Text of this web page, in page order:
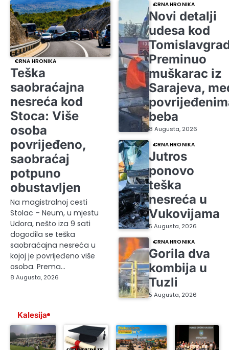
CRNA HRONIKA
Teška
saobraćajna
nesreća kod
Stoca: Više
osoba
povrijeđeno,
saobraćaj
potpuno
obustavljen
Na magistralnoj cesti
Stolac – Neum, u mjestu
Udora, nešto iza 9 sati
dogodila se teška
saobraćajna nesreća u
kojoj je povrijeđeno više
osoba. Prema…
8 Augusta, 2026
CRNA HRONIKA
Novi detalji
udesa kod
Preminuo
muškarac iz
Sarajeva,
beba
8 Augusta, 2026
CRNA HRONIKA
Jutros
ponovo
teška
nesreća u
Vukovijama
5 Augusta, 2026
CRNA HRONIKA
Gorila dva
kombija u
Tuzli
5 Augusta, 2026
Kalesija